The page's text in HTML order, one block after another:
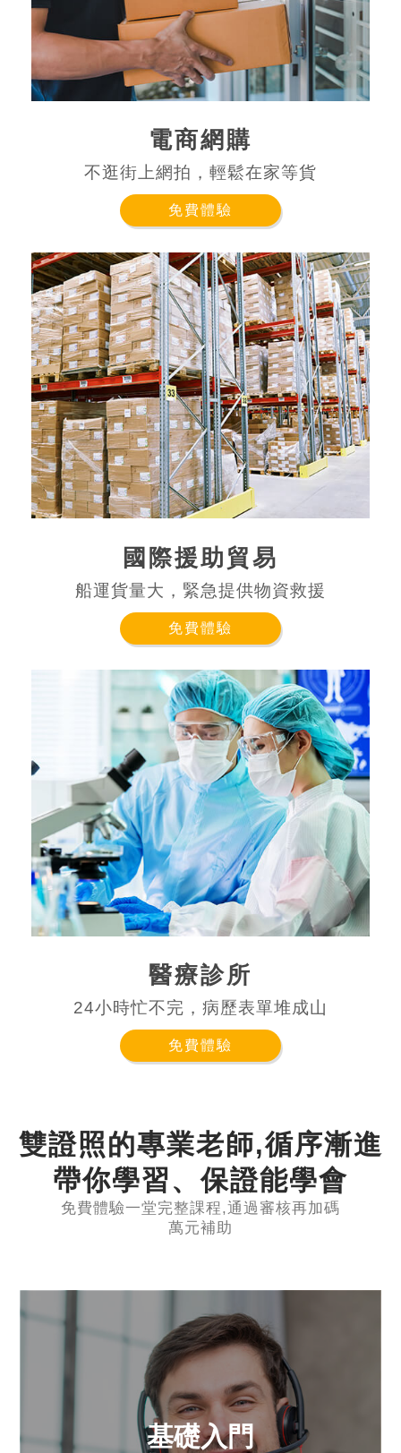
電商網購
不逛街上網拍，輕鬆在家等貨
免費體驗
國際援助貿易
船運貨量大，緊急提供物資救援
免費體驗
醫療診所
24小時忙不完，病歷表單堆成山
免費體驗
雙證照的專業老師,循序漸進
帶你學習、保證能學會
免費體驗一堂完整課程,通過審核再加碼
萬元補助
基礎入門